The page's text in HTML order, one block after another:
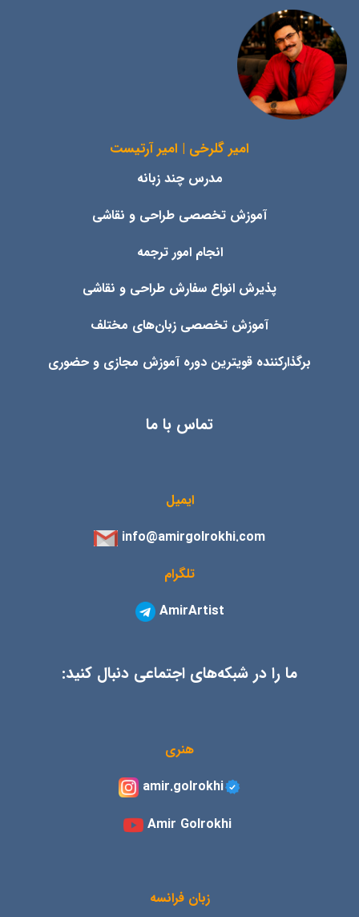
امیر گلرخی | امیر آرتیست
مدرس چند زبانه
آموزش تخصصی طراحی و نقاشی
انجام امور ترجمه
پذیرش انواع سفارش طراحی و نقاشی
آموزش تخصصی زبان‌های مختلف
برگذارکننده قویترین دوره آموزش مجازی و حضوری
تماس با ما
ایمیل
info@amirgolrokhi.com
تلگرام
AmirArtist
ما را در شبکه‌های اجتماعی دنبال کنید:
هنری
amir.golrokhi
زبان فرانسه